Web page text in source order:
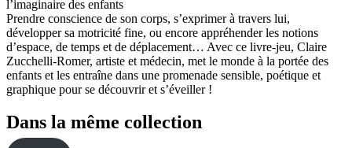
l’imaginaire des enfants
Prendre conscience de son corps, s’exprimer à travers lui,
développer sa motricité fine, ou encore appréhender les notions
d’espace, de temps et de déplacement… Avec ce livre-jeu, Claire
Zucchelli-Romer, artiste et médecin, met le monde à la portée des
enfants et les entraîne dans une promenade sensible, poétique et
graphique pour se découvrir et s’éveiller !
Dans la même collection